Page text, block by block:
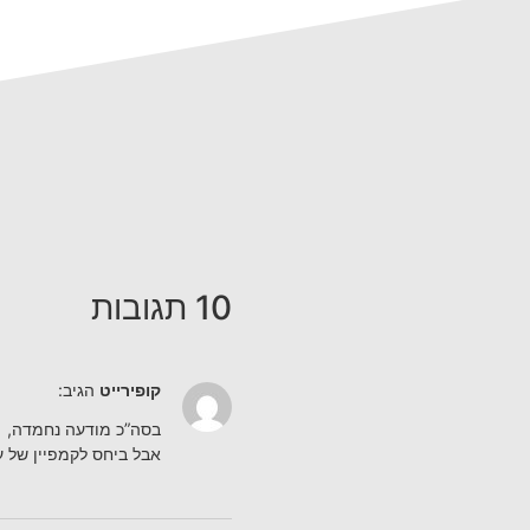
10 תגובות
קופירייט הגיב:
בסה”כ מודעה נחמדה,
אבל ביחס לקמפיין של